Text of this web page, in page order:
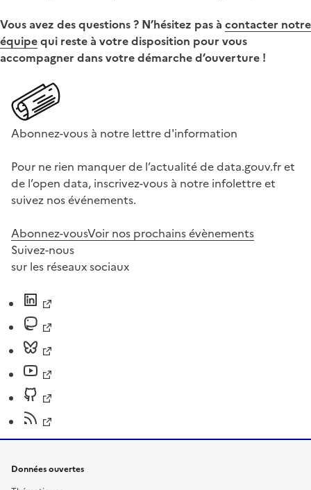
Vous avez des questions ? N’hésitez pas à contacter notre
équipequi reste à votre disposition pour vous
accompagner dans votre démarche d’ouverture !
Abonnez-vous à notre lettre d'information
Pour ne rien manquer de l’actualité de data.gouv.fr et
de l’open data, inscrivez-vous à notre infolettre et
suivez nos événements.
Abonnez-vousVoir nos prochains évènements
Suivez-nous
sur les réseaux sociaux
Données ouvertes